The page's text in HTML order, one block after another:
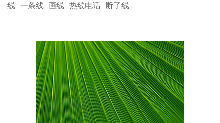
线 一条线 画线 热线电话 断了线